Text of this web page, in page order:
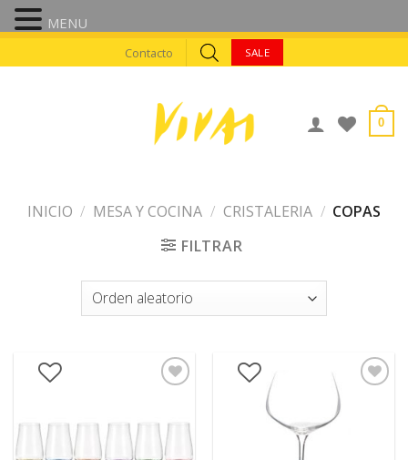
to
Contacto SALE
0
INICIO / MESA Y COCINA / CRISTALERIA / COPAS
FILTRAR
MENU